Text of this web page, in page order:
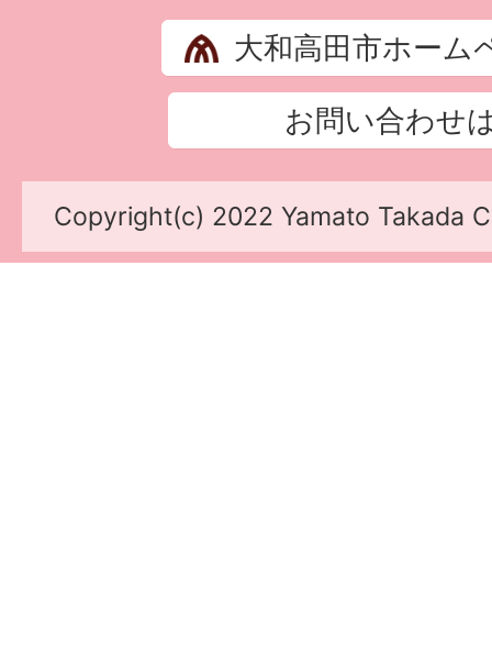
大和高田市ホーム
お問い合わせ
Copyright(c) 2022 Yamato Takada